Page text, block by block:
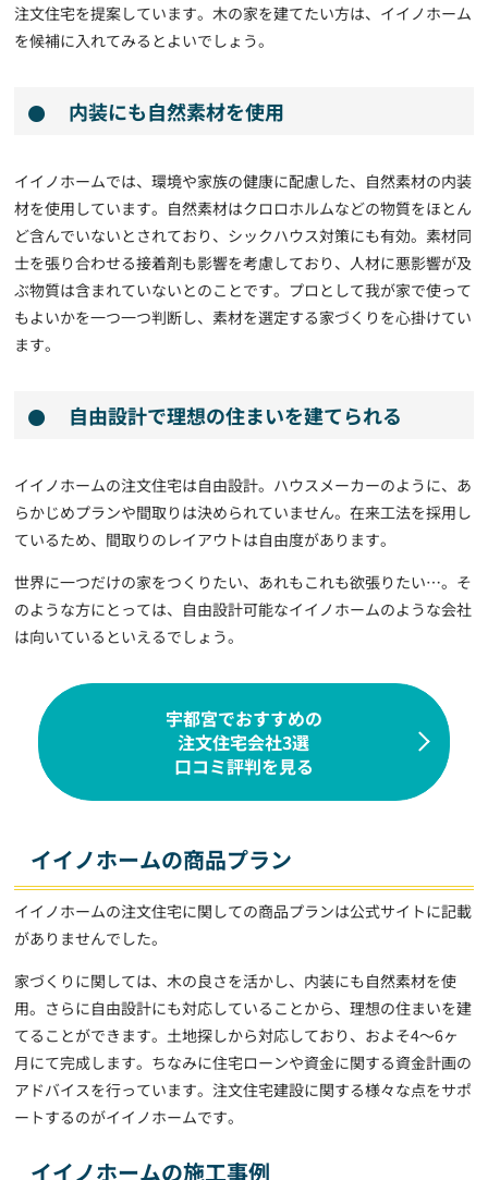
注文住宅を提案しています。木の家を建てたい方は、イイノホーム
を候補に入れてみるとよいでしょう。
内装にも自然素材を使用
イイノホームでは、環境や家族の健康に配慮した、自然素材の内装
材を使用しています。自然素材はクロロホルムなどの物質をほとん
ど含んでいないとされており、シックハウス対策にも有効。素材同
士を張り合わせる接着剤も影響を考慮しており、人材に悪影響が及
ぶ物質は含まれていないとのことです。プロとして我が家で使って
もよいかを一つ一つ判断し、素材を選定する家づくりを心掛けてい
ます。
自由設計で理想の住まいを建てられる
イイノホームの注文住宅は自由設計。ハウスメーカーのように、あ
らかじめプランや間取りは決められていません。在来工法を採用し
ているため、間取りのレイアウトは自由度があります。
世界に一つだけの家をつくりたい、あれもこれも欲張りたい…。そ
のような方にとっては、自由設計可能なイイノホームのような会社
は向いているといえるでしょう。
宇都宮でおすすめの
注文住宅会社3選
口コミ評判を見る
イイノホームの商品プラン
イイノホームの注文住宅に関しての商品プランは公式サイトに記載
がありませんでした。
家づくりに関しては、木の良さを活かし、内装にも自然素材を使
用。さらに自由設計にも対応していることから、理想の住まいを建
てることができます。土地探しから対応しており、およそ4～6ヶ
月にて完成します。ちなみに住宅ローンや資金に関する資金計画の
アドバイスを行っています。注文住宅建設に関する様々な点をサポ
ートするのがイイノホームです。
イイノホームの施工事例